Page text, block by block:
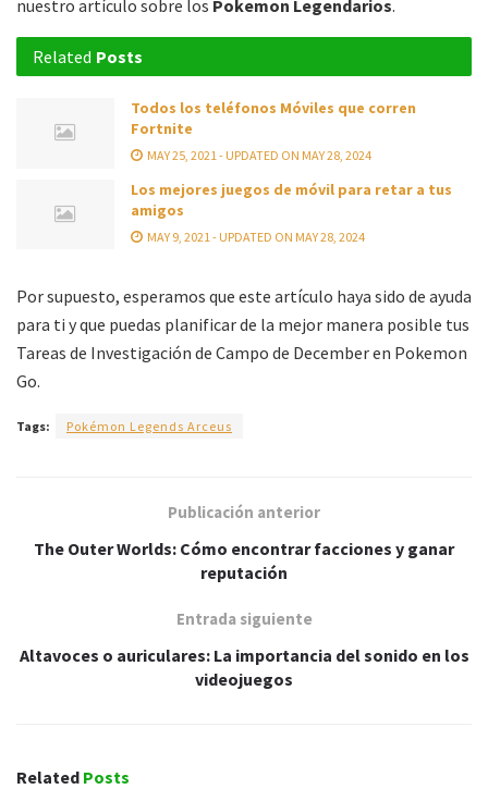
nuestro artículo sobre los Pokemon Legendarios.
Related Posts
Todos los teléfonos Móviles que corren
Fortnite
MAY 25, 2021 - UPDATED ON MAY 28, 2024
Los mejores juegos de móvil para retar a tus
amigos
MAY 9, 2021 - UPDATED ON MAY 28, 2024
Por supuesto, esperamos que este artículo haya sido de ayuda
para ti y que puedas planificar de la mejor manera posible tus
Tareas de Investigación de Campo de December en Pokemon
Go.
Tags: Pokémon Legends Arceus
Publicación anterior
The Outer Worlds: Cómo encontrar facciones y ganar
reputación
Entrada siguiente
Altavoces o auriculares: La importancia del sonido en los
videojuegos
Related Posts